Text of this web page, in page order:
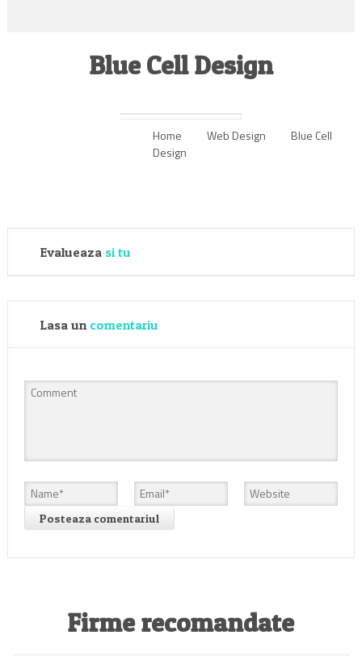
Blue Cell Design
Home Web Design
Blue Cell
Design
Evalueaza si tu
Lasa un comentariu
Firme recomandate